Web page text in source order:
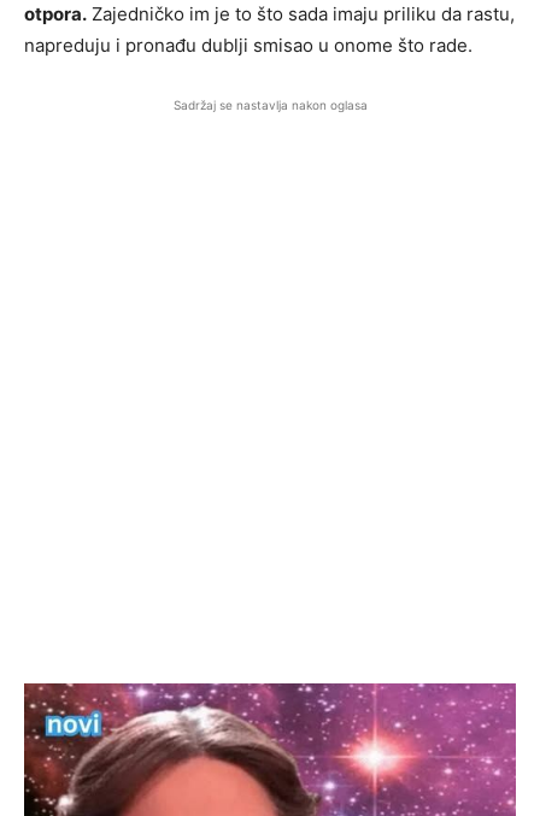
otpora. Zajedničko im je to što sada imaju priliku da rastu,
napreduju i pronađu dublji smisao u onome što rade.
Sadržaj se nastavlja nakon oglasa